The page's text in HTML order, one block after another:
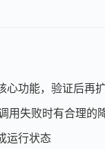
功能，验证后再
用失败时有合理的
运行状态